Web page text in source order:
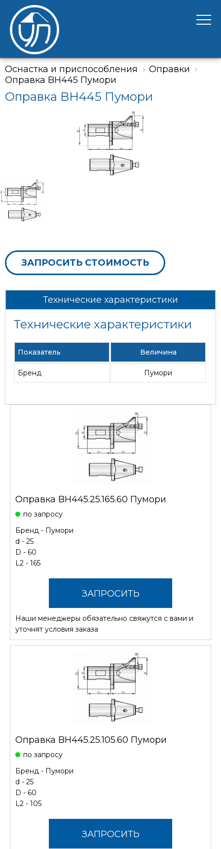
Оснастка и приспособления
Оправки
Оправка BH445 Пумори
Оправка BH445 Пумори
ЗАПРОСИТЬ СТОИМОСТЬ
Технические характеристики
Технические характеристики
Показатель Величина
Бренд Пумори
Оправка BH445.25.165.60 Пумори
по запросу
Бренд - Пумори
d - 25
D - 60
L2 - 165
ЗАПРОСИТЬ
СТОИМОСТЬ
Наши менеджеры обязательно свяжутся с вами и
уточнят условия заказа
Оправка BH445.25.105.60 Пумори
по запросу
Бренд - Пумори
d - 25
D - 60
L2 - 105
ЗАПРОСИТЬ